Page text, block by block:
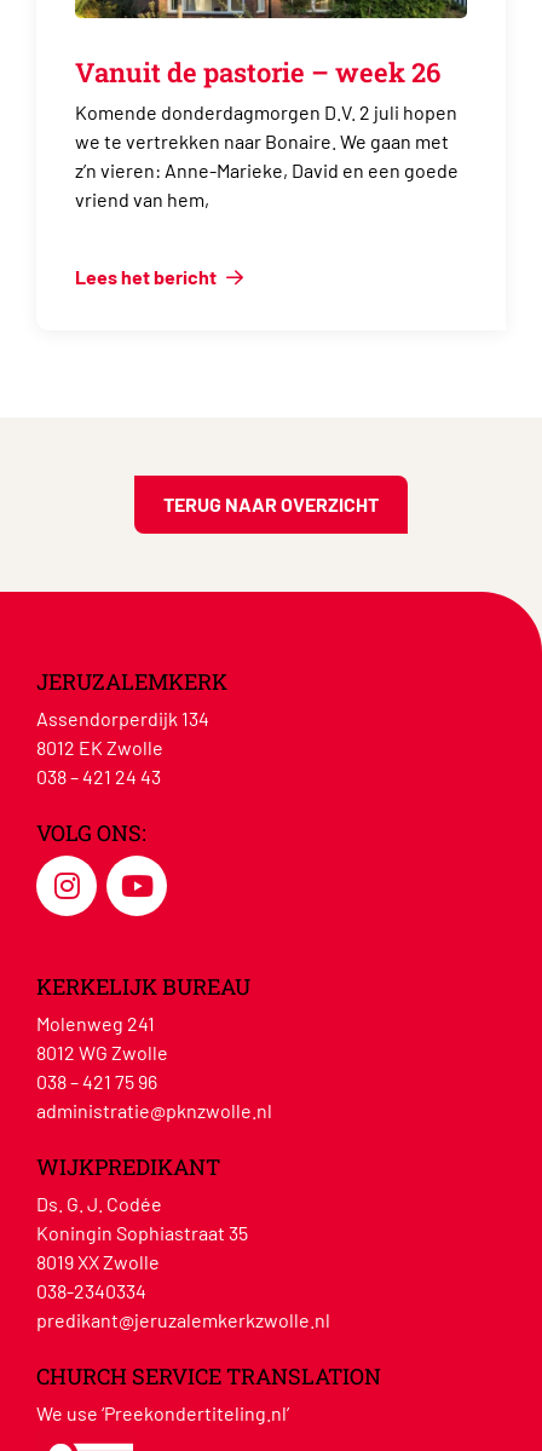
Vanuit de pastorie – week 26
Komende donderdagmorgen D.V. 2 juli hopen
we te vertrekken naar Bonaire. We gaan met
z’n vieren: Anne-Marieke, David en een goede
vriend van hem,
Lees het bericht
TERUG NAAR OVERZICHT
JERUZALEMKERK
Assendorperdijk 134
8012 EK Zwolle
038 – 421 24 43
VOLG ONS:
KERKELIJK BUREAU
Molenweg 241
8012 WG Zwolle
038 – 421 75 96
administratie@pknzwolle.nl
WIJKPREDIKANT
Ds. G. J. Codée
Koningin Sophiastraat 35
8019 XX Zwolle
038-2340334
predikant@jeruzalemkerkzwolle.nl
CHURCH SERVICE TRANSLATION
We use ‘Preekondertiteling.nl’